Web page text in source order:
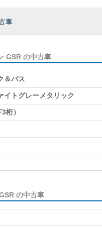
車
GSR の中古車
＆バス
イトグレーメタリック
桁）
の中古車